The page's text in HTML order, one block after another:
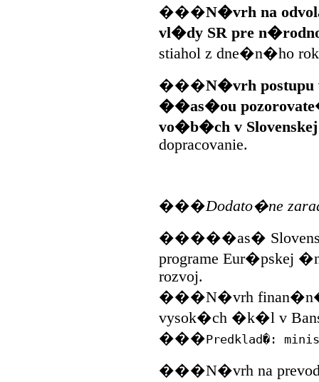
���N�vrh na
vl�dy SR pre
stiahol z dne�n�ho
���N�vrh postupu
��as�ou
vo�b�ch v
dopracovanie.
���Dodato�ne
�����as�
programe Eur�pskej
rozvoj.
���N�vrh
vysok�ch �k�l v
���Predklad�:
���N�vrh na prevod